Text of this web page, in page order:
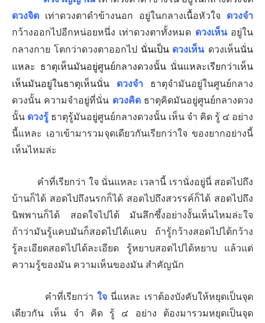
ดวงจิต เท่าดวงตาดำข้างนอก อยู่ในกลางเนื้อหัวใจ ดวงจำ
กว้างออกไปอีกหน่อยหนึ่ง เท่าดวงตาทั้งหมด ดวงเห็นอยู่ใน
กลางกาย โตกว่าดวงตาออกไป นั่นเป็น ดวงเห็น ดวงเห็นนั่น
แหละ ธาตุเห็นมันอยู่ศูนย์กลางดวงนั้น นั่นแหละเรียกว่าเห็น
เห็นมันอยู่ในธาตุเห็นนั่น ดวงจำ ธาตุจำมันอยู่ในศูนย์กลาง
ดวงนั้น ความจำอยู่ที่นั่น ดวงคิดธาตุคิดมันอยู่ศูนย์กลางดวง
นั้น ดวงรู้ ธาตุรู้มันอยู่ศูนย์กลางดวงนั้น เห็น จำ คิด รู้ ๔ อย่าง
นี้แหละ เอาเข้ามารวมจุดเดียวกันเรียกว่าใจ ของยากอย่างนี้
เห็นไหมล่ะ
คำที่เรียกว่า ใจ นั่นแหละ เวลานี้ เรานั่งอยู่นี่ สอดไปถึง
บ้านก็ได้ สอดไปถึงนรกก็ได้ สอดไปถึงสวรรค์ก็ได้ สอดไปถึง
นิพพานก็ได้ สอดใจไปได้ มันลึกซึ้งอย่างงั้นเห็นไหมล่ะใจ
ถ้าว่ามันรู้แคบมันก็สอดไปได้แคบ ถ้ารู้กว้างสอดไปได้กว้าง
รู้ละเอียดสอดไปได้ละเอียด รู้หยาบสอดไปได้หยาบ แล้วแต่
ความรู้ของมัน ความเห็นของมัน สำคัญนัก
คำที่เรียกว่า ใจ นี่แหละ เราต้องบังคับให้หยุดเป็นจุด
เดียวกัน เห็น จำ คิด รู้ ๔ อย่าง ต้องมารวมหยุดเป็นจุด